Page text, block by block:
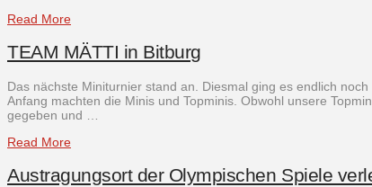
Read More
TEAM MÄTTI in Bitburg
Das nächste Miniturnier stand an. Diesmal ging es endlich
Anfang machten die Minis und Topminis. Obwohl unsere
gegeben und …
Read More
Austragungsort der Olympischen Spiele